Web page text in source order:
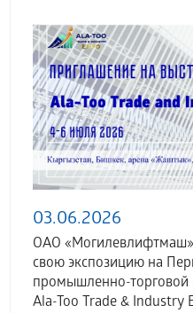
03.06.2026
ОАО «Могилевлифтмаш»
свою экспозицию на
промышленно-
Ala-Too Trade & Industry